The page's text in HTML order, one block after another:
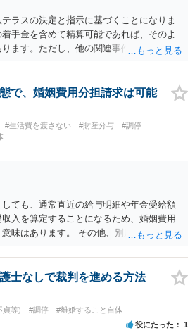
、判決へ持っていく方が近道であること
等を含め、弁護士へ相談・依頼した方が
ラスの決定と指示に基づくことになりま
手金を含めて精算可能であれば、そのよ
ます。ただし、他の関連事件でも相手方
で、法テラスへお尋ねいただいた方が確
で、婚姻費用分担請求は可能
#生活費を渡さない #財産分与
#調停
ても、通常直近の給与明細や年金受給額
入を算定することになるため、婚姻費用
味はあります。 その他、別居の経緯、質
かと思います。
士なしで裁判を進める方法
貞等) #調停 #離婚すること自体
役にたった 1